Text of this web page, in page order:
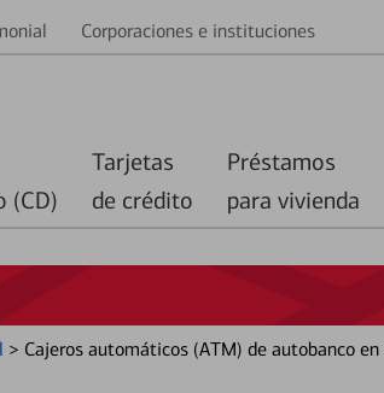
Corporaciones e instituciones
(CD)
Tarjetas
de crédito
Préstamos
para vivienda
> Cajeros automáticos (ATM) de autobanco